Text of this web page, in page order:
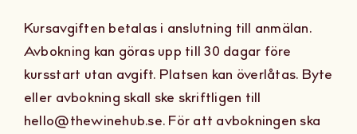
Kursavgiften betalas i anslutning till anmälan.
Avbokning kan göras upp till 30 dagar före
kursstart utan avgift. Platsen kan överlåtas. Byte
eller avbokning skall ske skriftligen till
hello@thewinehub.se. För att avbokningen ska